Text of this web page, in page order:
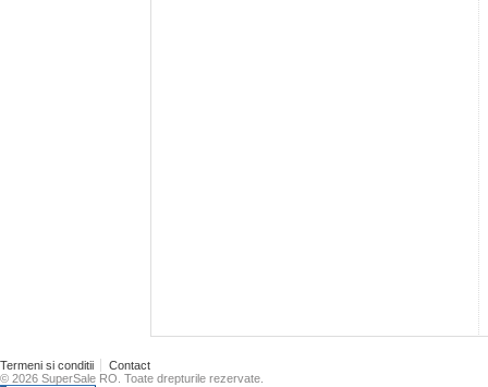
Termeni si conditii
Contact
© 2026 SuperSale RO. Toate drepturile rezervate.